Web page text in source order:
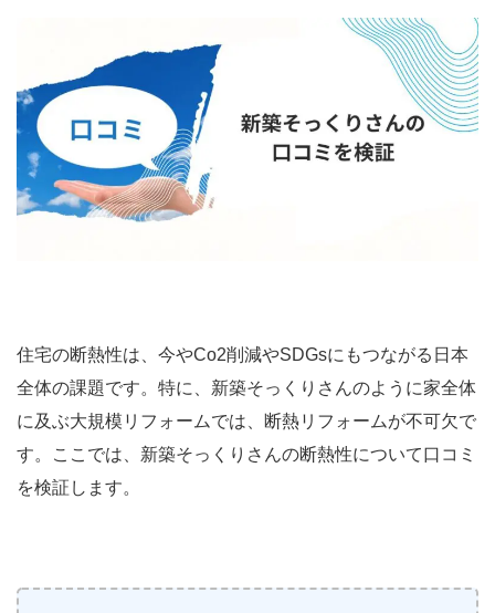
住宅の断熱性は、今やCo2削減やSDGsにもつながる日本
全体の課題です。特に、新築そっくりさんのように家全体
に及ぶ大規模リフォームでは、断熱リフォームが不可欠で
す。ここでは、新築そっくりさんの断熱性について口コミ
を検証します。